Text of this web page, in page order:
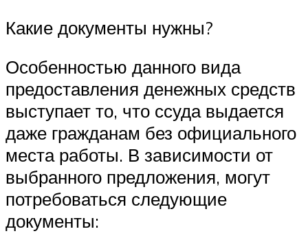
Какие документы нужны?
Особенностью данного вида
предоставления денежных средств
выступает то, что ссуда выдается
даже гражданам без официального
места работы. В зависимости от
выбранного предложения, могут
потребоваться следующие
документы: